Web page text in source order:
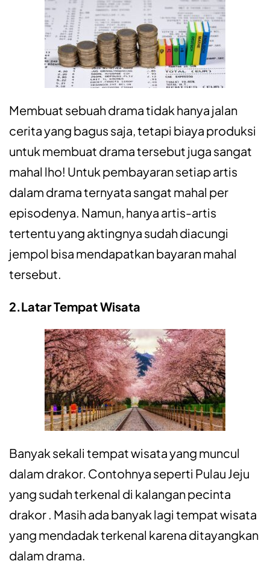
Membuat sebuah drama tidak hanya jalan
cerita yang bagus saja, tetapi biaya produksi
untuk membuat drama tersebut juga sangat
mahal lho! Untuk pembayaran setiap artis
dalam drama ternyata sangat mahal per
episodenya. Namun, hanya artis-artis
tertentu yang aktingnya sudah diacungi
jempol bisa mendapatkan bayaran mahal
tersebut.
2.Latar Tempat Wisata
Banyak sekali tempat wisata yang muncul
dalam drakor. Contohnya seperti Pulau Jeju
yang sudah terkenal di kalangan pecinta
drakor . Masih ada banyak lagi tempat wisata
yang mendadak terkenal karena ditayangkan
dalam drama.